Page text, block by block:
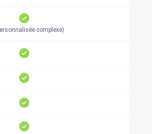
complexe)